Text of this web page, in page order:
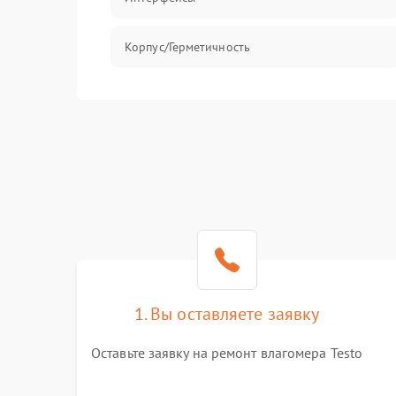
Корпус/Герметичность
1. Вы оставляете заявку
Оставьте заявку на ремонт влагомера Testo